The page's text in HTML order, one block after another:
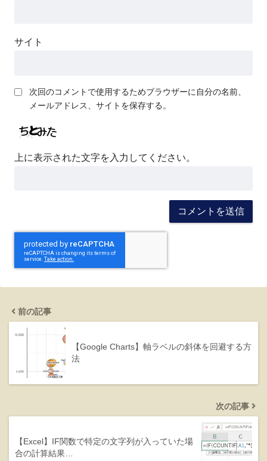
サイト
次回のコメントで使用するためブラウザーに自分の名前、
メールアドレス、サイトを保存する。
上に表示された文字を入力してください。
前の記事
【Google Charts】軸ラベルの斜体を回避する方
法
次の記事
【Excel】IF関数で特定の文字列が入っていた場
合の計算結果…